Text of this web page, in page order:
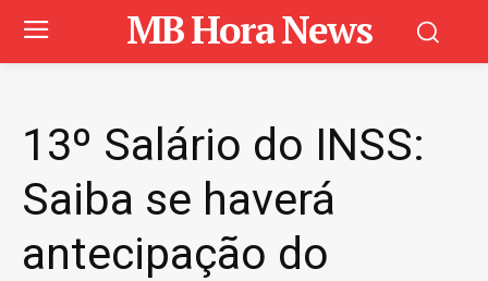
MB Hora News
13º Salário do INSS:
Saiba se haverá
antecipação do